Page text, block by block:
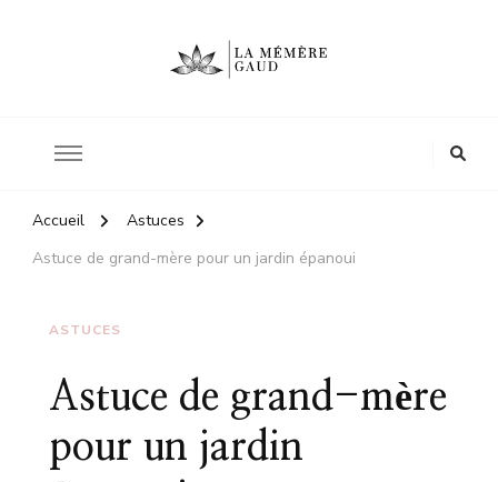
Accueil
Astuces
Astuce de grand-mère pour un jardin épanoui
ASTUCES
Astuce de grand-mère
pour un jardin